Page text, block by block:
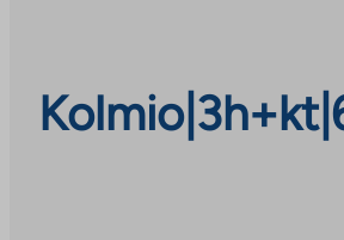
Kolmio| 3h+kt|